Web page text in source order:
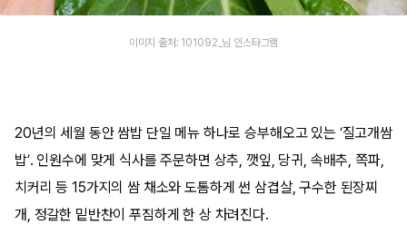
이미지 출처: 101092_님 인스타그램
20년의 세월 동안 쌈밥 단일 메뉴 하나로 승부해오고 있는 ‘질고개쌈
밥’. 인원수에 맞게 식사를 주문하면 상추, 깻잎, 당귀, 속배추, 쪽파,
치커리 등 15가지의 쌈 채소와 도톰하게 썬 삼겹살, 구수한 된장찌
개, 정갈한 밑반찬이 푸짐하게 한 상 차려진다.